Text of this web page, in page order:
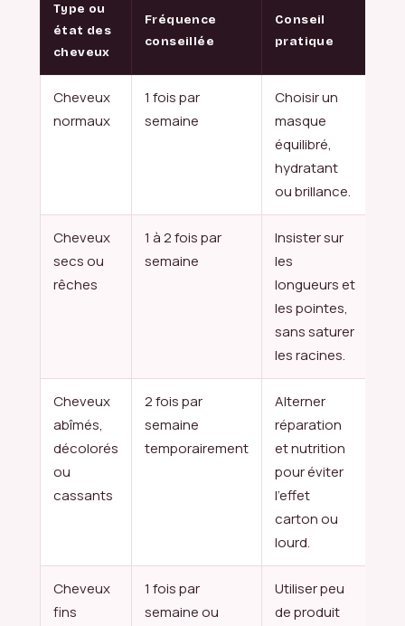
Type ou
état des
cheveux
Fréquence
conseillée
Conseil
pratique
Cheveux
normaux
1 fois par
semaine
Choisir un
masque
équilibré,
hydratant
ou brillance.
Cheveux
secs ou
rêches
1 à 2 fois par
semaine
Insister sur
les
longueurs et
les pointes,
sans saturer
les racines.
Cheveux
abîmés,
décolorés
ou
cassants
2 fois par
semaine
temporairement
Alterner
réparation
et nutrition
pour éviter
l’effet
carton ou
lourd.
Cheveux
fins
1 fois par
semaine ou
Utiliser peu
de produit